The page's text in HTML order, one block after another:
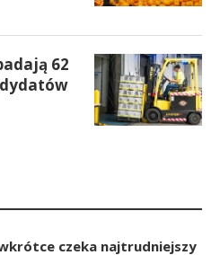
62
wkrótce czeka najtrudniejszy